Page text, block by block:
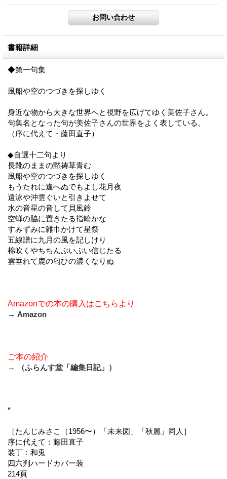
書籍詳細
◆第一句集
風船や空のつづきを探しゆく
身近な物から大きな世界へと視野を広げてゆく美佐子さん。
句集名となった句が美佐子さんの世界をよく表している。
（序に代えて・藤田直子）
◆自選十二句より
長靴のままの黙祷草青む
風船や空のつづきを探しゆく
もうたれに逢へぬでもよし花月夜
遠泳や沖雲ぐいと引きよせて
水の音星の音して貝風鈴
空蝉の脇に置きたる指輪かな
すみずみに雑巾かけて星祭
五線譜に九月の風を記しけり
棉吹くやちちんぷいぷい信じたる
雲垂れて鹿の匂ひの濃くなりぬ
Amazonでの本の購入はこちらより
→ Amazon
ご本の紹介
→
（ふらんす堂「編集日記」）
*
［たんじみさこ（1956〜）「未来図」「秋麗」同人］
序に代えて：藤田直子
装丁：和兎
四六判ハードカバー装
214頁